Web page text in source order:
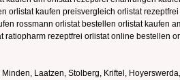
kaufen preisvergleich orlistat
rossmann orlistat bestellen orlistat kaufen
rezeptfrei orlistat online bestellen
Laatzen, Stolberg, Kriftel,